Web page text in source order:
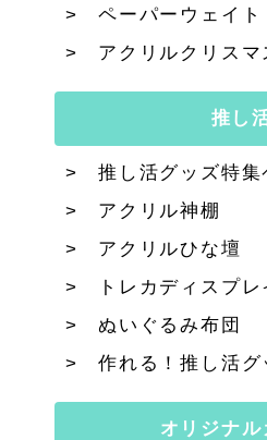
ペーパーウェイト
アクリルクリスマ
推し
推し活グッズ特集
アクリル神棚
アクリルひな壇
トレカディスプレ
ぬいぐるみ布団
作れる！推し活グ
オリジナ